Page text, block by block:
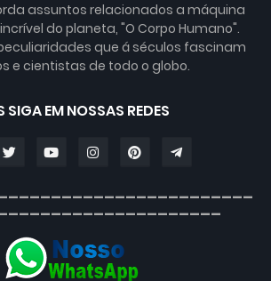
assuntos relacionados a máquina
do planeta, "O Corpo Humano".
que á séculos fascinam
e cientistas de todo o globo.
SIGA EM NOSSAS REDES